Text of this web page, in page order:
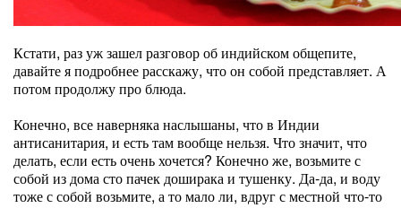
Кстати, раз уж зашел разговор об индийском общепите,
давайте я подробнее расскажу, что он собой представляет. А
потом продолжу про блюда.
Конечно, все наверняка наслышаны, что в Индии
антисанитария, и есть там вообще нельзя. Что значит, что
делать, если есть очень хочется? Конечно же, возьмите с
собой из дома сто пачек доширака и тушенку. Да-да, и воду
тоже с собой возьмите, а то мало ли, вдруг с местной что-то